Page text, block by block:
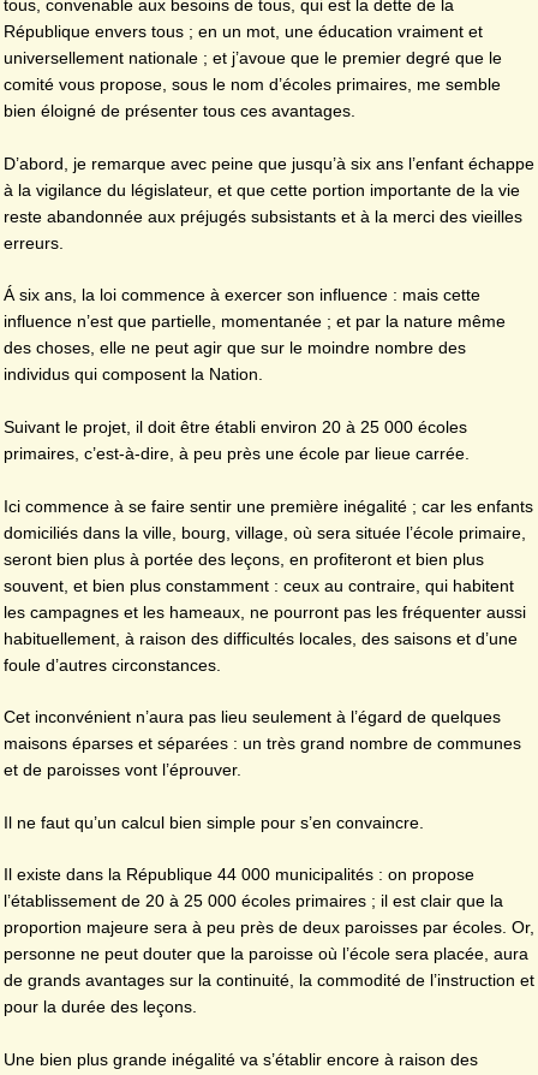
tous, convenable aux besoins de tous, qui est la dette de la
République envers tous ; en un mot, une éducation vraiment et
universellement nationale ; et j’avoue que le premier degré que le
comité vous propose, sous le nom d’écoles primaires, me semble
bien éloigné de présenter tous ces avantages.
D’abord, je remarque avec peine que jusqu’à six ans l’enfant échappe
à la vigilance du législateur, et que cette portion importante de la vie
reste abandonnée aux préjugés subsistants et à la merci des vieilles
erreurs.
Á six ans, la loi commence à exercer son influence : mais cette
influence n’est que partielle, momentanée ; et par la nature même
des choses, elle ne peut agir que sur le moindre nombre des
individus qui composent la Nation.
Suivant le projet, il doit être établi environ 20 à 25 000 écoles
primaires, c’est-à-dire, à peu près une école par lieue carrée.
Ici commence à se faire sentir une première inégalité ; car les enfants
domiciliés dans la ville, bourg, village, où sera située l’école primaire,
seront bien plus à portée des leçons, en profiteront et bien plus
souvent, et bien plus constamment : ceux au contraire, qui habitent
les campagnes et les hameaux, ne pourront pas les fréquenter aussi
habituellement, à raison des difficultés locales, des saisons et d’une
foule d’autres circonstances.
Cet inconvénient n’aura pas lieu seulement à l’égard de quelques
maisons éparses et séparées : un très grand nombre de communes
et de paroisses vont l’éprouver.
Il ne faut qu’un calcul bien simple pour s’en convaincre.
Il existe dans la République 44 000 municipalités : on propose
l’établissement de 20 à 25 000 écoles primaires ; il est clair que la
proportion majeure sera à peu près de deux paroisses par écoles. Or,
personne ne peut douter que la paroisse où l’école sera placée, aura
de grands avantages sur la continuité, la commodité de l’instruction et
pour la durée des leçons.
Une bien plus grande inégalité va s’établir encore à raison des